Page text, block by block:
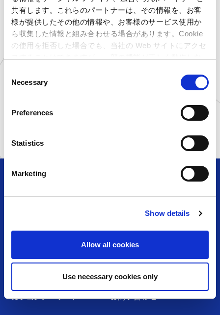
共有します。これらのパートナーは、その情報を、お客
様が提供したその他の情報や、お客様のサービス使用か
ら収集した情報と組み合わせる場合があります。Cookie
の使用を拒否した場合でも、当社の Web サイトにアクセ
Necessary
Preferences
Statistics
Marketing
Show details
Allow all cookies
Use necessary cookies only
北海道
店
青森県
ゲームランド つがる柏店
岩手県
ゲームランド 盛岡店
千葉県
ゲームランド 千葉ニュー
タウン店
愛知県
愛知県
施設・店舗⼀覧
採⽤情報
カプコンアーケード お問い合わせ